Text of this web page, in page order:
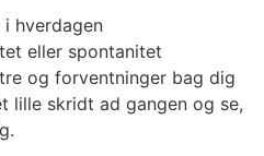
hverdagen
eller spontanitet
og forventninger bag dig
lille skridt ad gangen og se,